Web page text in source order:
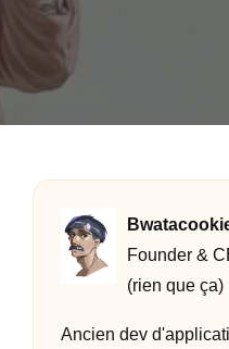
Founder &
(rien que ça)
Ancien dev